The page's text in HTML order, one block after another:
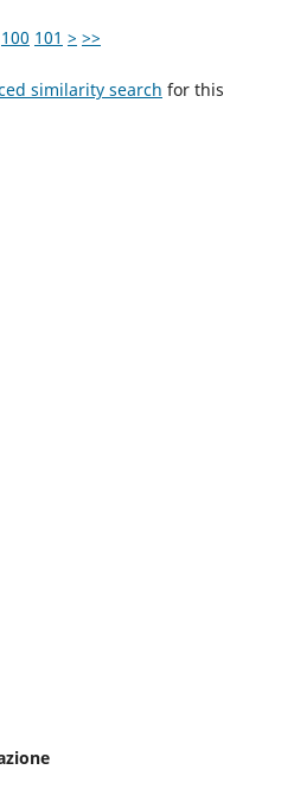
100 101 > >>
similarity search for this